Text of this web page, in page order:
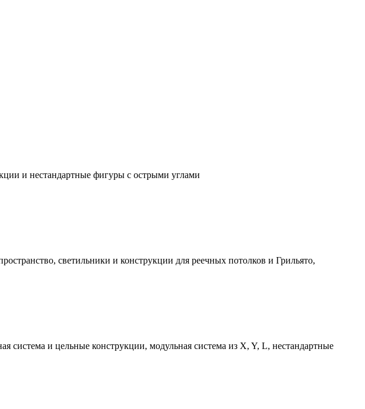
и нестандартные фигуры с острыми углами
светильники и конструкции для реечных потолков и Грильято,
система и цельные конструкции, модульная система из X, Y, L, нестандартные